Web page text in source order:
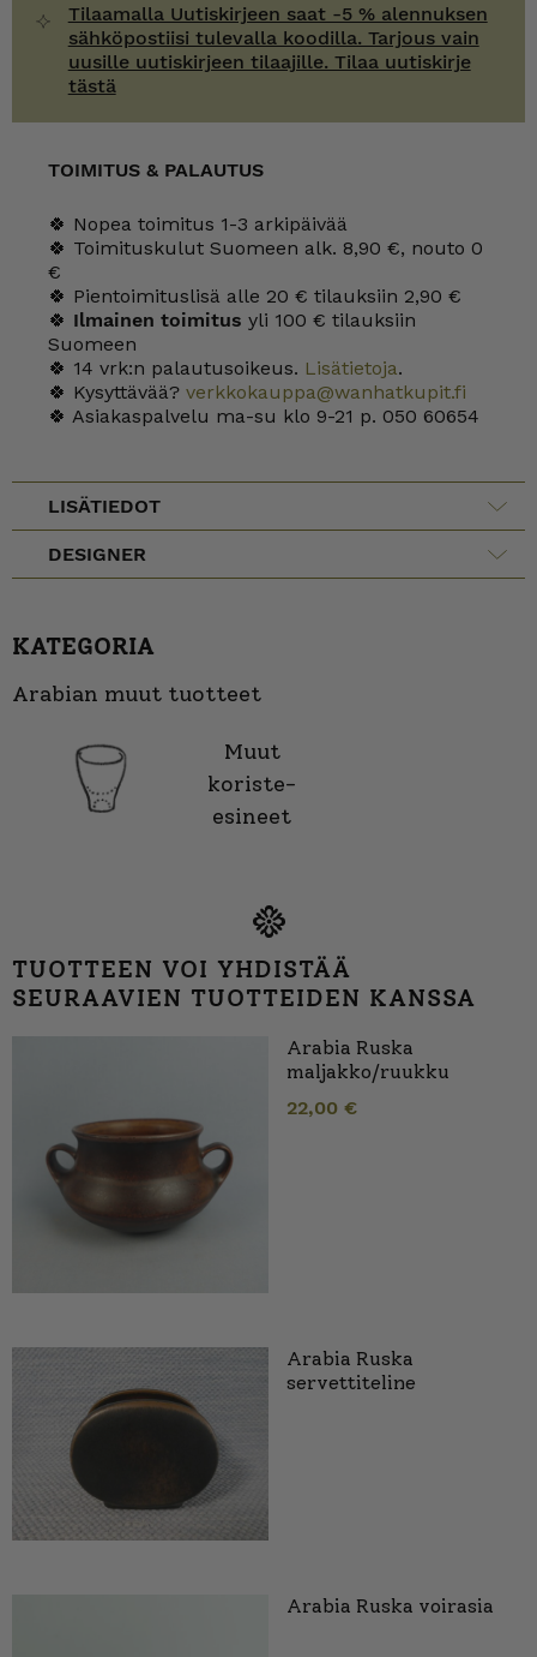
Tilaamalla Uutiskirjeen saat -5 % alennuksen
sähköpostiisi tulevalla koodilla. Tarjous vain
uusille uutiskirjeen tilaajille. Tilaa uutiskirje
tästä
TOIMITUS & PALAUTUS
🍀 Nopea toimitus 1-3 arkipäivää
🍀 Toimituskulut Suomeen alk. 8,90 €, nouto 0
€
🍀 Pientoimituslisä alle 20 € tilauksiin 2,90 €
🍀 Ilmainen toimitus yli 100 € tilauksiin
Suomeen
🍀 14 vrk:n palautusoikeus. Lisätietoja.
🍀 Kysyttävää? verkkokauppa@wanhatkupit.fi
🍀 Asiakaspalvelu ma-su klo 9-21 p. 050 60654
LISÄTIEDOT
DESIGNER
KATEGORIA
Arabian muut tuotteet
Muut
koriste-
esineet
TUOTTEEN VOI YHDISTÄÄ
SEURAAVIEN TUOTTEIDEN KANSSA
Arabia Ruska
maljakko/ruukku
22,00 €
Arabia Ruska
servettiteline
Arabia Ruska voirasia